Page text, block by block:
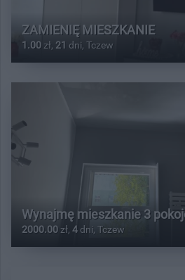
ZAMIENIĘ MIESZKANIE
1.00 zł, 21 dni, Tczew
Wynajmę mieszkanie 3
2000.00 zł, 4 dni, Tczew